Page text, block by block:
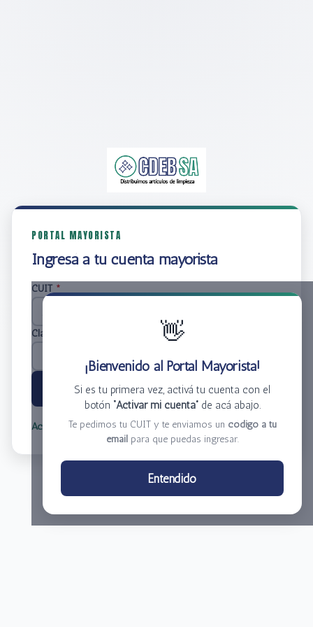
PORTAL MAYORISTA
Ingresá a tu cuenta mayorista
👋
¡Bienvenido al Portal Mayorista!
Si es tu primera vez, activá tu cuenta con el
botón “Activar mi cuenta”de acá abajo.
Te pedimos tu CUIT y te enviamos un código a tu
email para que puedas ingresar.
Entendido
CUIT *
Clave
Ingresar
Activar mi cuenta Olvidé mi clave
Centro de Distribución El Bacha S.A.